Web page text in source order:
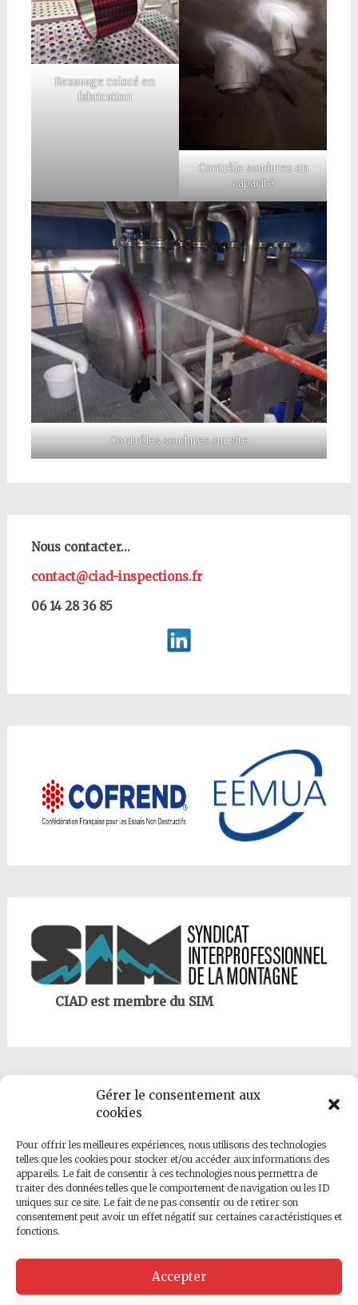
Gérer le consentement aux
cookies
Pour offrir les meilleures expériences, nous utilisons des technologies
telles que les cookies pour stocker et/ou accéder aux informations des
appareils. Le fait de consentir à ces technologies nous permettra de
traiter des données telles que le comportement de navigation ou les ID
uniques sur ce site. Le fait de ne pas consentir ou de retirer son
consentement peut avoir un effet négatif sur certaines caractéristiques et
fonctions.
Accepter
Ressuage coloré en
fabrication
Contrôle soudures en
capacité
Contrôles soudures sur site
Nous contacter...
contact@ciad-inspections.fr
06 14 28 36 85
CIAD est membre du SIM
CIAD est membre du réseaux